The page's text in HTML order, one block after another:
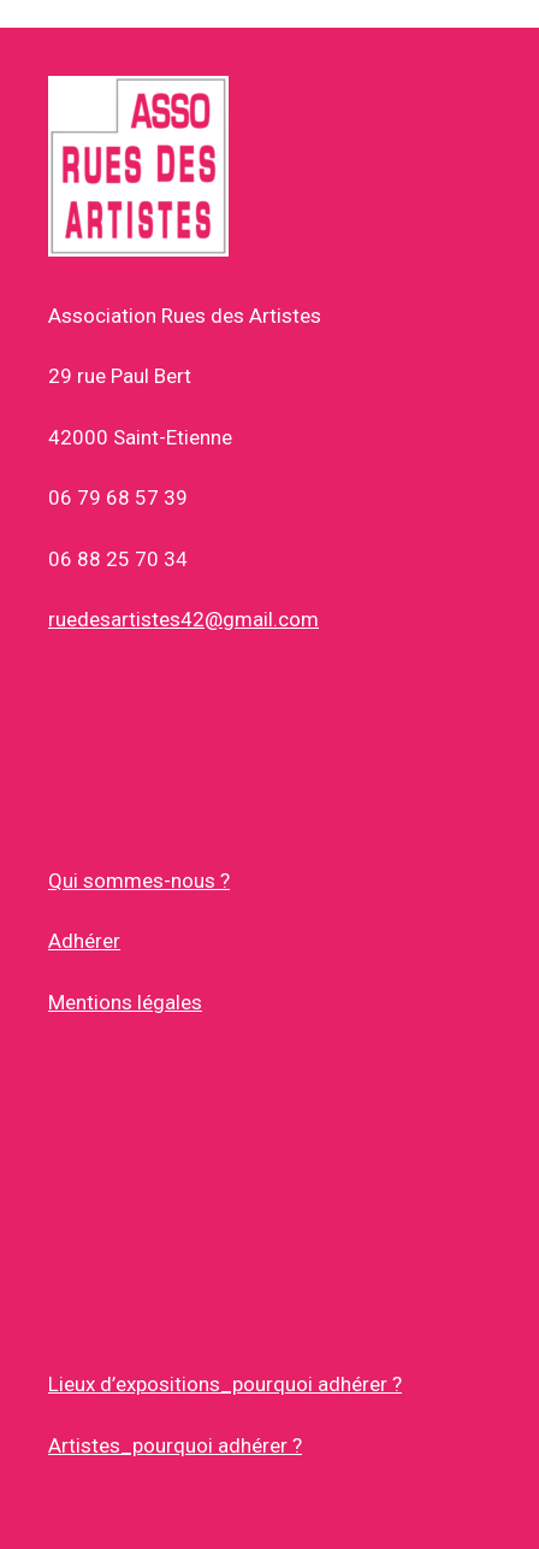
Association Rues des Artistes
29 rue Paul Bert
42000 Saint-Etienne
06 79 68 57 39
06 88 25 70 34
ruedesartistes42@gmail.com
Qui sommes-nous ?
Adhérer
Mentions légales
Lieux d’expositions_pourquoi adhérer ?
Artistes_pourquoi adhérer ?